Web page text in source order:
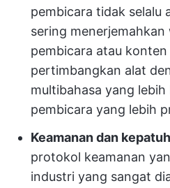
pembicara tidak selalu
sering
pembicara atau konten
pertimbangkan alat
multibahasa yang
pembicara yang lebih
Keamanan dan
protokol keamanan
industri yang sangat